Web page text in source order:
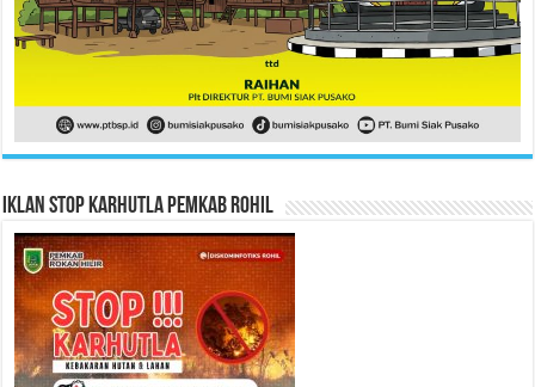
Iklan Stop Karhutla Pemkab Rohil